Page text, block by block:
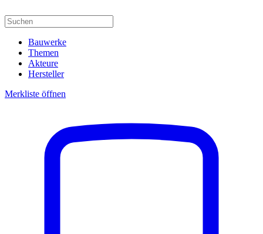
Bauwerke
Themen
Akteure
Hersteller
Merkliste öffnen